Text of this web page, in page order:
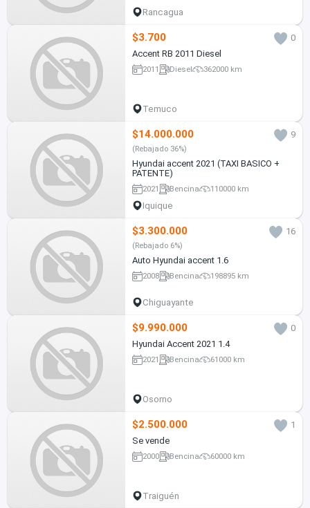
Rancagua
$3.700
0
Accent RB 2011 Diesel
2011 Diesel 362000 km
Temuco
$14.000.000 9
(Rebajado 36%)
Hyundai accent 2021 (TAXI BASICO +
PATENTE)
2021 Bencina 110000 km
Iquique
$3.300.000 16
(Rebajado 6%)
Auto Hyundai accent 1.6
2008 Bencina 198895 km
Chiguayante
$9.990.000
0
Hyundai Accent 2021 1.4
2021 Bencina 61000 km
Osorno
$2.500.000
1
Se vende
2000 Bencina 60000 km
Traiguén